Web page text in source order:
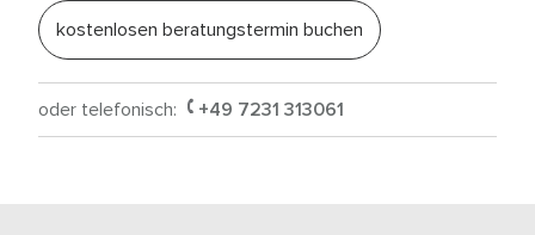
kostenlosen beratungstermin buchen
oder telefonisch: +49 7231 313061